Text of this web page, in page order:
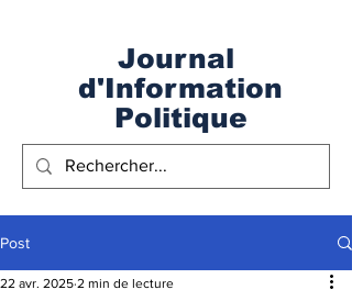
Journal
d'Information
Politique
Post
22 avr. 2025 2 min de lecture